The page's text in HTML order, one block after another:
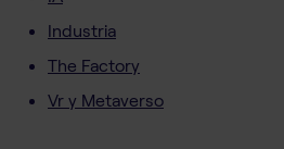
Industria
The Factory
Vr y Metaverso